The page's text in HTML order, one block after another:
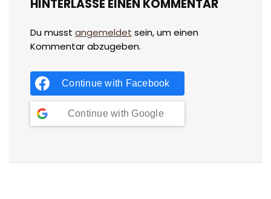
HINTERLASSE EINEN KOMMENTAR
Du musst angemeldet sein, um einen
Kommentar abzugeben.
Continue with Facebook
Continue with Google